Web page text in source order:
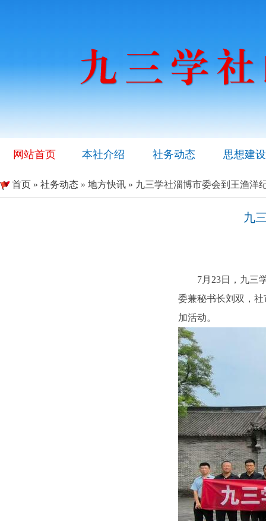
网站首页 本社介绍 社务动态 思想建设
首页 » 社务动态 » 地方快讯 » 九三学社淄博市委会到王渔洋
九
7月23日，九三
委兼秘书长刘双，
加活动。